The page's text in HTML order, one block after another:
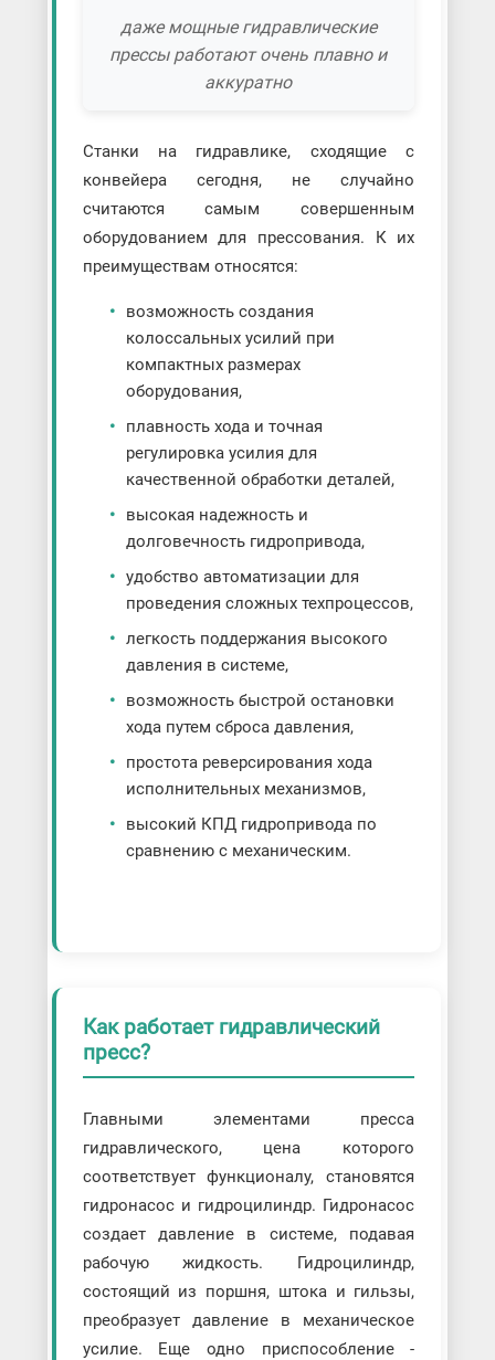
даже мощные гидравлические
прессы работают очень плавно и
аккуратно
Станки на гидравлике, сходящие с
конвейера сегодня, не случайно
считаются самым совершенным
оборудованием для прессования. К их
преимуществам относятся:
возможность создания
колоссальных усилий при
компактных размерах
оборудования,
плавность хода и точная
регулировка усилия для
качественной обработки деталей,
высокая надежность и
долговечность гидропривода,
удобство автоматизации для
проведения сложных техпроцессов,
легкость поддержания высокого
давления в системе,
возможность быстрой остановки
хода путем сброса давления,
простота реверсирования хода
исполнительных механизмов,
высокий КПД гидропривода по
сравнению с механическим.
Как работает гидравлический
пресс?
Главными элементами пресса
гидравлического, цена которого
соответствует функционалу, становятся
гидронасос и гидроцилиндр. Гидронасос
создает давление в системе, подавая
рабочую жидкость. Гидроцилиндр,
состоящий из поршня, штока и гильзы,
преобразует давление в механическое
усилие. Еще одно приспособление -